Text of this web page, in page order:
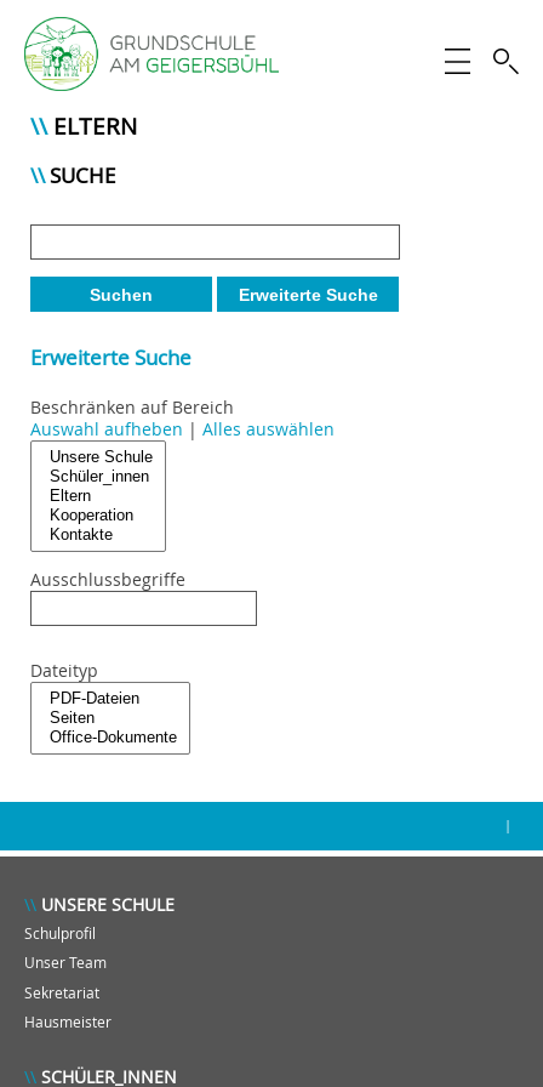
ELTERN
SUCHE
Suchen Erweiterte Suche
Erweiterte Suche
Beschränken auf Bereich
Auswahl aufheben | Alles auswählen
Ausschlussbegriffe
Dateityp
|
UNSERE SCHULE
Schulprofil
Unser Team
Sekretariat
Hausmeister
SCHÜLER_INNEN